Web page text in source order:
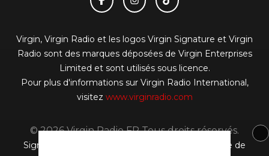
Virgin, Virgin Radio et les logos Virgin Signature et Virgin
Radio sont des marques déposées de Virgin Enterprises
Limited et sont utilisés sous licence.
Pour plus d'informations sur Virgin Radio International,
visitez www.virginradio.com
© 2026 Virgin Radio FR Tous droits réservés.
Signaler un contenu
Politique de